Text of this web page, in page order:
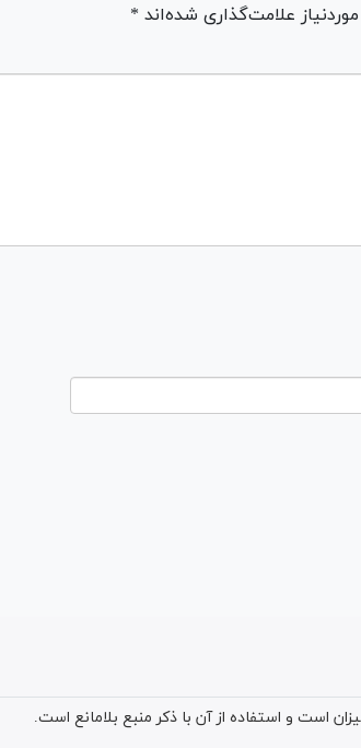
علامت‌گذاری شده‌اند *
است و استفاده از آن با ذکر منبع بلامانع است.